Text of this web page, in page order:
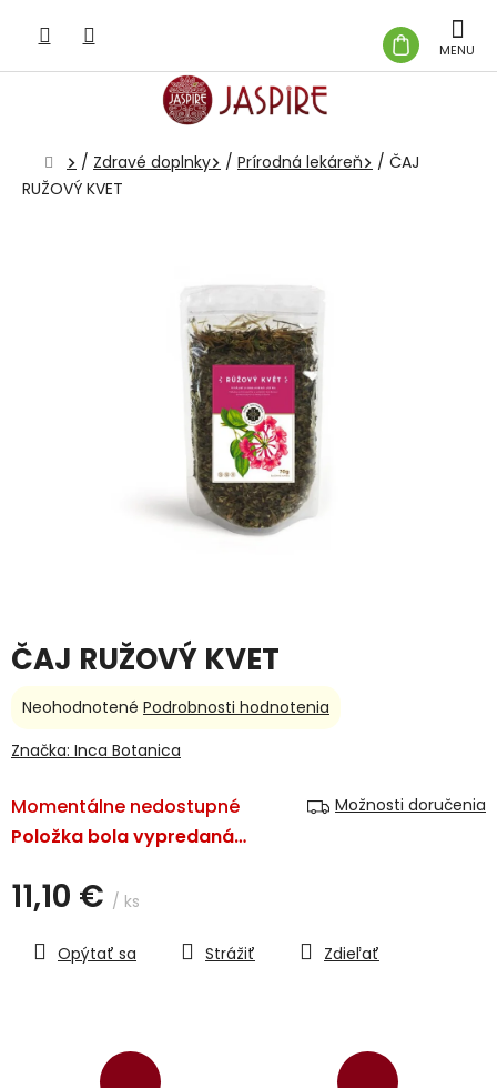
obsah
KOŠÍK
Domov
/ Zdravé doplnky / Prírodná lekáreň / ČAJ
RUŽOVÝ KVET
ČAJ RUŽOVÝ KVET
11,10 € / ks
cena:
Momentálne nedostupné Možnosti doručenia
Položka bola vypredaná…
Opýtať sa Strážiť Zdieľať
Priemerné
produktu
z
5
Neohodnotené Podrobnosti hodnotenia
Značka: Inca Botanica